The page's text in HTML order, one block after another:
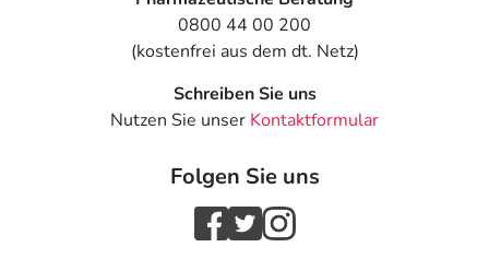
0800 44 00 200
(kostenfrei aus dem dt. Netz)
Schreiben Sie uns
Nutzen Sie unser Kontaktformular
Folgen Sie uns